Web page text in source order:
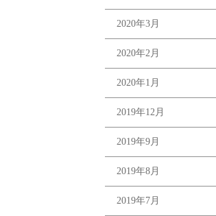
2020年3月
2020年2月
2020年1月
2019年12月
2019年9月
2019年8月
2019年7月